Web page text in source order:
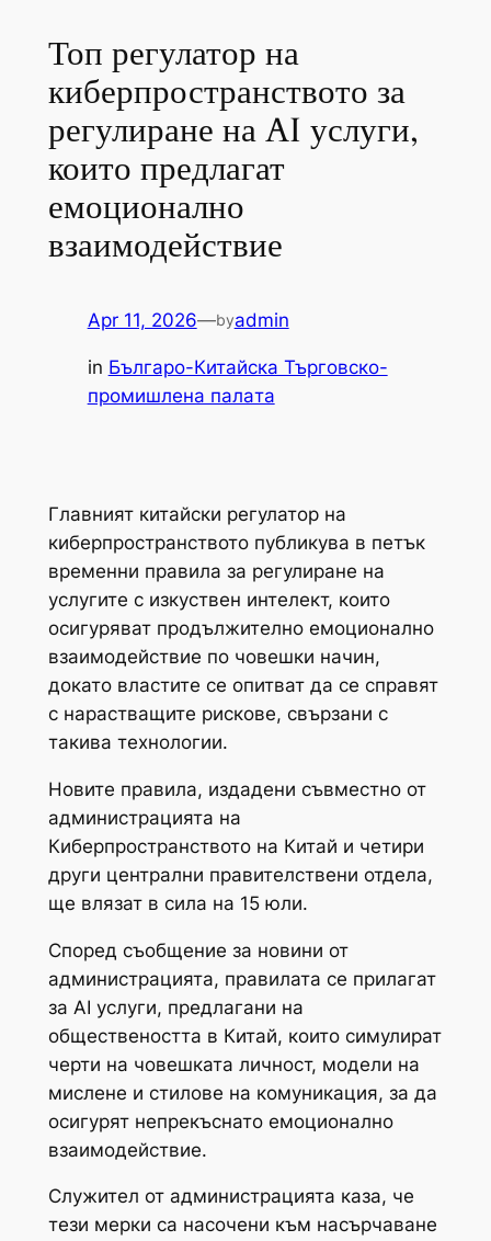
Топ регулатор на
киберпространството за
регулиране на AI услуги,
които предлагат
емоционално
взаимодействие
Apr 11, 2026—byadmin
in Българо-Китайска Търговско-
промишлена палaта
Главният китайски регулатор на
киберпространството публикува в петък
временни правила за регулиране на
услугите с изкуствен интелект, които
осигуряват продължително емоционално
взаимодействие по човешки начин,
докато властите се опитват да се справят
с нарастващите рискове, свързани с
такива технологии.
Новите правила, издадени съвместно от
администрацията на
Киберпространството на Китай и четири
други централни правителствени отдела,
ще влязат в сила на 15 юли.
Според съобщение за новини от
администрацията, правилата се прилагат
за AI услуги, предлагани на
обществеността в Китай, които симулират
черти на човешката личност, модели на
мислене и стилове на комуникация, за да
осигурят непрекъснато емоционално
взаимодействие.
Служител от администрацията каза, че
тези мерки са насочени към насърчаване